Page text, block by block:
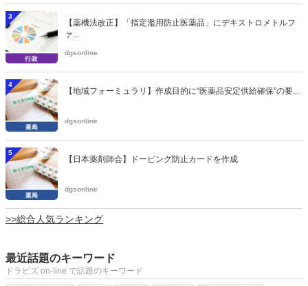
3
【薬機法改正】「指定濫用防止医薬品」にデキストロメトルフ
ァ...
dgsonline
4
【地域フォーミュラリ】作成目的に“医薬品安定供給確保”の要...
dgsonline
5
【日本薬剤師会】ドーピング防止カードを作成
dgsonline
>>総合人気ランキング
最近話題のキーワード
ドラビズ on-line で話題のキーワード